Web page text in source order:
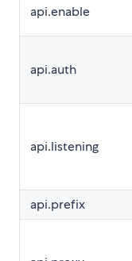
api.enable
api.auth
api.listening
api.prefix